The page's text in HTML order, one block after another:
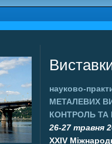
науково-
МЕТАЛЕВИХ
КОНТРОЛЬ ТА
26-27 травня
XXIV